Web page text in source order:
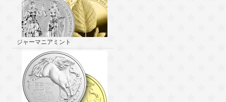
ジャーマニアミント